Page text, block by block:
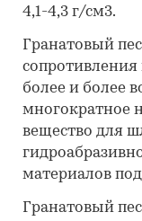
4,1-4,3 г/см3.
Гранатовый
сопротивления
более и более
многократное
вещество для
материалов
Гранатовый